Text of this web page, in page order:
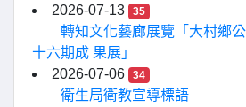
2026-07-13
35
轉知文化藝廊展覽「大村鄉
十六期成 果展」
2026-07-06
34
衛生局衛教宣導標語